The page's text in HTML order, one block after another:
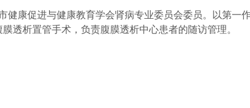
健康促进与健康教育学会肾病专业委员会委员。以第一
透析置管手术，负责腹膜透析中心患者的随访管理。